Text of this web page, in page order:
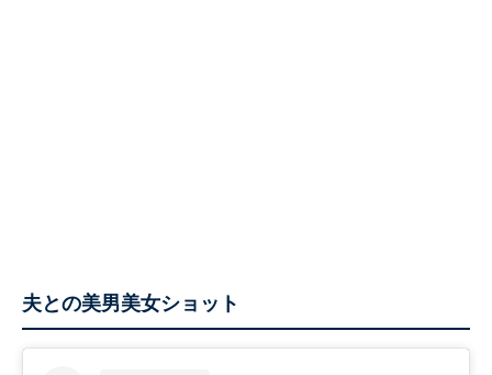
夫との美男美女ショット